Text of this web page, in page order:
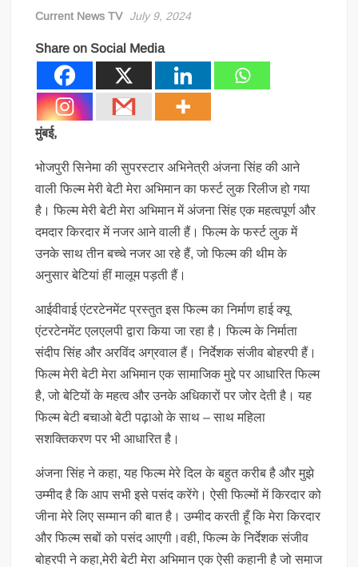
Current News TV July 9, 2024
Share on Social Media
मुंबई,
भोजपुरी सिनेमा की सुपरस्टार अभिनेत्री अंजना सिंह की आने
वाली फिल्म मेरी बेटी मेरा अभिमान का फर्स्ट लुक रिलीज हो गया
है। फिल्म मेरी बेटी मेरा अभिमान में अंजना सिंह एक महत्वपूर्ण और
दमदार किरदार में नजर आने वाली हैं। फिल्म के फर्स्ट लुक में
उनके साथ तीन बच्चे नजर आ रहे हैं, जो फिल्म की थीम के
अनुसार बेटियां हीं मालूम पड़ती हैं।
आईवीवाई एंटरटेनमेंट प्रस्तुत इस फिल्म का निर्माण हाई क्यू
एंटरटेनमेंट एलएलपी द्वारा किया जा रहा है। फिल्म के निर्माता
संदीप सिंह और अरविंद अग्रवाल हैं। निर्देशक संजीव बोहरपी हैं।
फिल्म मेरी बेटी मेरा अभिमान एक सामाजिक मुद्दे पर आधारित फिल्म
है, जो बेटियों के महत्व और उनके अधिकारों पर जोर देती है। यह
फिल्म बेटी बचाओ बेटी पढ़ाओ के साथ – साथ महिला
सशक्तिकरण पर भी आधारित है।
अंजना सिंह ने कहा, यह फिल्म मेरे दिल के बहुत करीब है और मुझे
उम्मीद है कि आप सभी इसे पसंद करेंगे। ऐसी फिल्मों में किरदार को
जीना मेरे लिए सम्मान की बात है। उम्मीद करती हूँ कि मेरा किरदार
और फिल्म सबों को पसंद आएगी।वही, फिल्म के निर्देशक संजीव
बोहरपी ने कहा,मेरी बेटी मेरा अभिमान एक ऐसी कहानी है जो समाज